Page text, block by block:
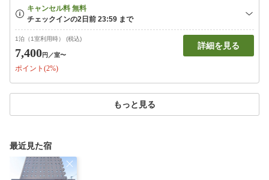
1泊（1室利用時） (税込)
7,400円 ／室〜
ポイント(2%)
詳細を見る
もっと見る
最近見た宿